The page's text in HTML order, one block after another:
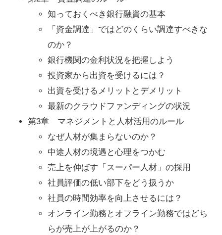
知っておくべき銀行融資の基本
「資金調達」ではどのくらい調達すべきな
のか？
銀行機関の金利状況を把握しよう
投資家から出資を受けるには？
出資を受けるメリットとデメリット
最新のクラウドファンディングの状況
第3章 マネジメントと人材活用のルール
なぜ人材が集まらないのか？
中途人材の境遇と心理をつかむ
売上を伸ばす「スーパー人材」の採用
社員評価の低い部下をどう扱うか
社員の時間効率を向上させるには？
オンライン勤務とオフライン勤務ではどち
らが売上が上がるのか？